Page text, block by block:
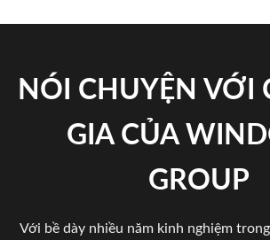
NÓI CHUYỆN VỚI
GIA CỦA
GROUP
Với bề dày nhiều năm kinh nghiệm